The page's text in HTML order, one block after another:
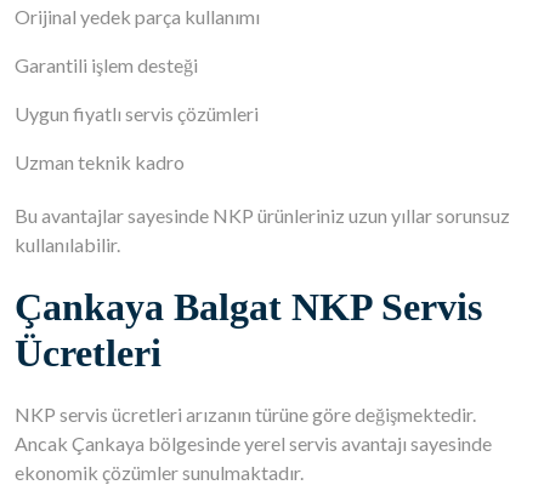
Orijinal yedek parça kullanımı
Garantili işlem desteği
Uygun fiyatlı servis çözümleri
Uzman teknik kadro
Bu avantajlar sayesinde NKP ürünleriniz uzun yıllar sorunsuz
kullanılabilir.
Çankaya Balgat NKP Servis
Ücretleri
NKP servis ücretleri arızanın türüne göre değişmektedir.
Ancak Çankaya bölgesinde yerel servis avantajı sayesinde
ekonomik çözümler sunulmaktadır.